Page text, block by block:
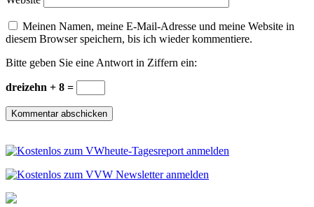
Meinen Namen, meine E-Mail-Adresse und meine Website in
diesem Browser speichern, bis ich wieder kommentiere.
Bitte geben Sie eine Antwort in Ziffern ein:
dreizehn + 8 =